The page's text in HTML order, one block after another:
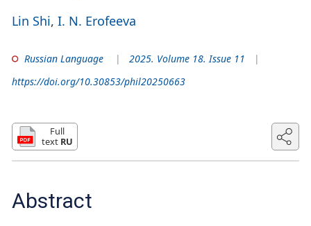
Lin Shi I. N. Erofeeva
Russian Language
2025. Volume 18. Issue 11
https://doi.org/10.30853/phil20250663
Full
text RU
Abstract